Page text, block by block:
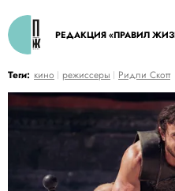
РЕДАКЦИЯ «ПРАВИЛ
Теги: кино режиссеры Ридли Скотт